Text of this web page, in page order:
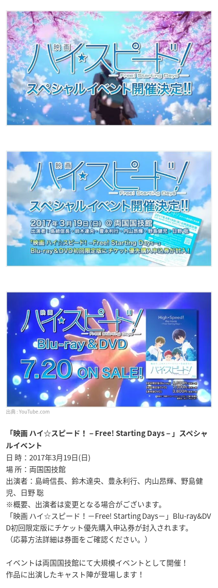
YouTube.com
「映画 ハイ☆スピード！－Free! Starting Days－」スペシャ
ルイベント
日 時：2017年3月19日(日)
場 所：両国国技館
出演者：島﨑信長、鈴木達央、豊永利行、内山昂輝、野島健
児、日野 聡
※概要、出演者は変更となる場合がございます。
「映画 ハイ☆スピード！－Free! Starting Days－」Blu-ray&DV
D初回限定版にチケット優先購入申込券が封入されます。
（応募方法詳細は券面をご確認ください。）
イベントは両国国技館にて大規模イベントとして開催！
作品に出演したキャスト陣が登場します！